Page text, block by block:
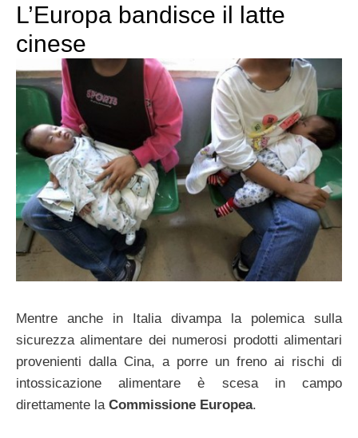
L’Europa bandisce il latte
cinese
Mentre anche in Italia divampa la polemica sulla
sicurezza alimentare dei numerosi prodotti alimentari
provenienti dalla Cina, a porre un freno ai rischi di
intossicazione alimentare è scesa in campo
direttamente la Commissione Europea.